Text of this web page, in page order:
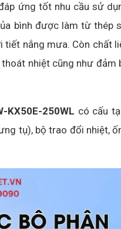
ứng tốt nhu cầu sử
bình được làm từ thép
nắng mưa. Còn chất
nhiệt cũng như
KX50E-250WL có cấu
tụ), bộ trao đổi nhiệt,